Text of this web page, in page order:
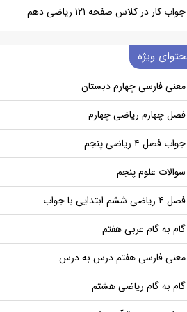
جواب کار در کلاس صفحه ۱۲۱ ریاضی دهم
ویژه
معنی فارسی چهارم دبستان
فصل چهارم ریاضی چهارم
جواب فصل ۴ ریاضی پنجم
سوالات علوم پنجم
فصل ۴ ریاضی ششم ابتدایی با جواب
گام به گام عربی هفتم
معنی فارسی هفتم درس به درس
گام به گام ریاضی هشتم